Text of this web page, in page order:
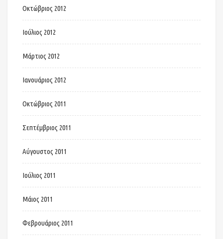
Οκτώβριος 2012
Ιούλιος 2012
Μάρτιος 2012
Ιανουάριος 2012
Οκτώβριος 2011
Σεπτέμβριος 2011
Αύγουστος 2011
Ιούλιος 2011
Μάιος 2011
Φεβρουάριος 2011